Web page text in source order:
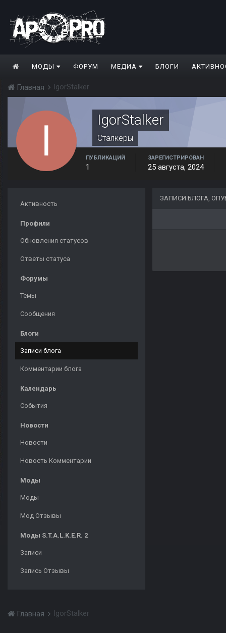
МОДЫ ФОРУМ МЕДИА БЛОГИ
Главная IgorStalker
IgorStalker
Сталкеры
ПУБЛИКАЦИЙ
1
ЗАРЕГИСТРИРОВАН
25 августа, 2024
Активность
Профили
Обновления статусов
Ответы статуса
Форумы
Темы
Сообщения
Блоги
Записи блога
Комментарии блога
Календарь
События
Новости
Новости
Новость Комментарии
Моды
Моды
Мод Отзывы
Моды S.T.A.L.K.E.R. 2
Записи
Запись Отзывы
ЗАПИСИ БЛОГА,
Главная IgorStalker